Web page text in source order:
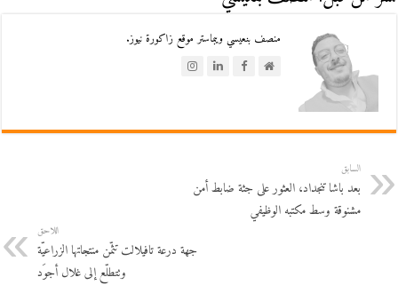
منصف بنعيسي ويبماستر موقع زاكورة نيوز.
السابق
بعد باشا تنجداد، العثور على جثة ضابط أمن
مشنوقة وسط مكتبه الوظيفي
اللاحق
جهة درعة تافيلالت تثمّن منتجاتها الزراعيّة
وتتطلّع إلى غلال أجوَد